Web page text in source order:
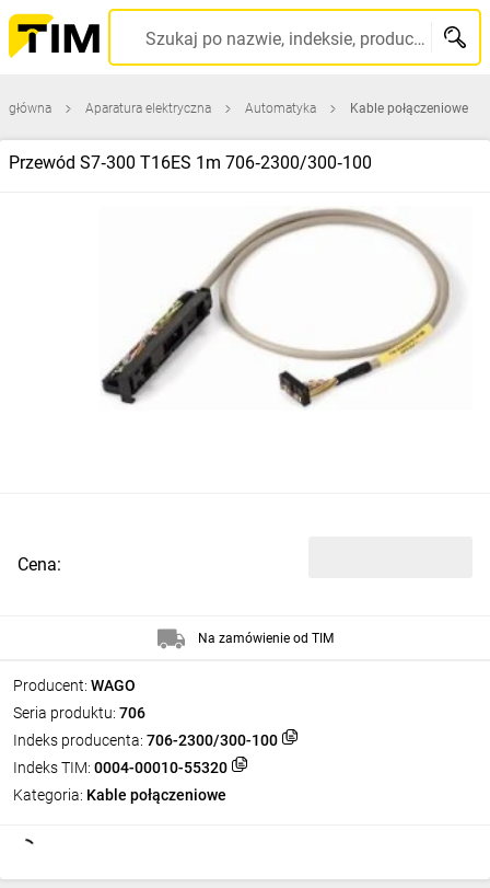
Szukaj po nazwie, indeksie, producencie, kodzie kreskowym...
główna Aparatura elektryczna Automatyka Kable połączeniowe
Przewód S7‑300 T16ES 1m 706‑2300/300‑100
Producent: WAGO
Seria produktu: 706
Indeks producenta: 706-2300/300-100
Indeks TIM: 0004-00010-55320
Kategoria: Kable połączeniowe
Cena:
Na zamówienie od TIM